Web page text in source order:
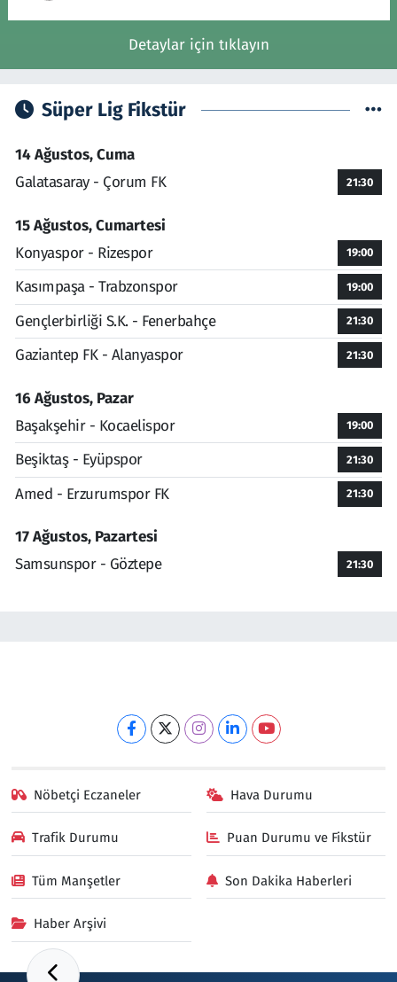
Detaylar için tıklayın
Süper Lig Fikstür
14 Ağustos, Cuma
Galatasaray - Çorum FK
21:30
15 Ağustos, Cumartesi
Konyaspor - Rizespor
19:00
Kasımpaşa - Trabzonspor 19:00
Gençlerbirliği S.K. - Fenerbahçe 21:30
Gaziantep FK - Alanyaspor 21:30
16 Ağustos, Pazar
Başakşehir - Kocaelispor
19:00
Beşiktaş - Eyüpspor 21:30
Amed - Erzurumspor FK 21:30
17 Ağustos, Pazartesi
Samsunspor - Göztepe
21:30
Nöbetçi Eczaneler Hava Durumu
Trafik Durumu Puan Durumu ve Fikstür
Tüm Manşetler Son Dakika Haberleri
Haber Arşivi